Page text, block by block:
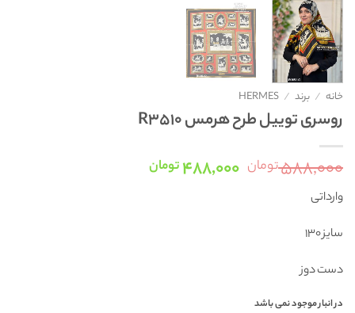
خانه / برند /
HERMES
روسری توییل طرح هرمس R3510
۵۸۸,۰۰۰تومان قیمت
۴۸۸,۰۰۰تومانقیمت
وارداتی
سایز ۱۳۰
دست دوز
در انبار موجود نمی باشد